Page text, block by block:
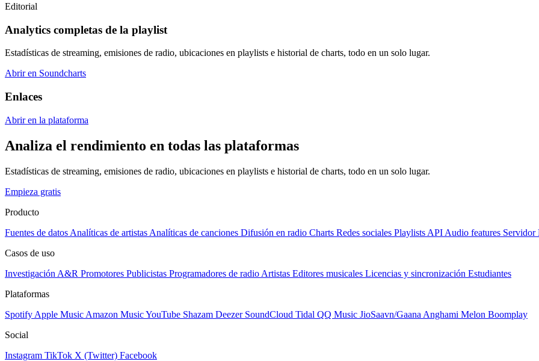
Editorial
Analytics completas de la playlist
Estadísticas de streaming, emisiones de radio, ubicaciones en playlists e historial de charts, todo en un solo lugar.
Abrir en Soundcharts
Enlaces
Abrir en la plataforma
Analiza el rendimiento en todas las plataformas
Estadísticas de streaming, emisiones de radio, ubicaciones en playlists e historial de charts, todo en un solo lugar.
Empieza gratis
Producto
Fuentes de datos Analíticas de artistas Analíticas de canciones Difusión en radio Charts Redes sociales Playlists API Audio features Servidor
Casos de uso
Investigación A&R Promotores Publicistas Programadores de radio Artistas Editores musicales Licencias y sincronización Estudiantes
Plataformas
Spotify Apple Music Amazon MusicYouTube Shazam Deezer SoundCloud Tidal QQ Music JioSaavn/Gaana Anghami Melon Boomplay
Social
Instagram TikTok X (Twitter) Facebook